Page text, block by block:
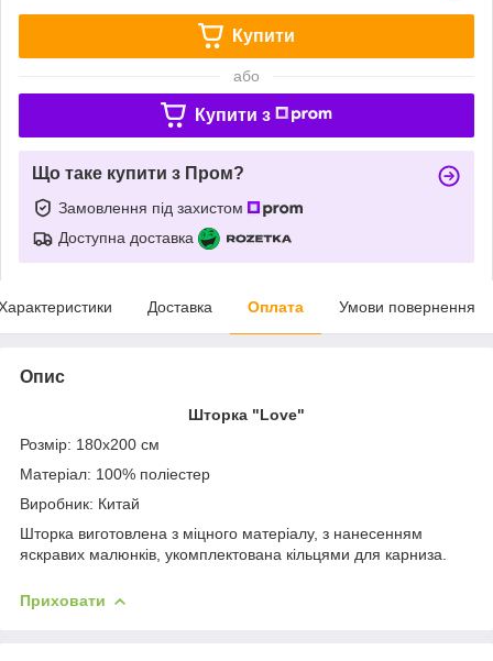
Купити
або
Купити з
Що таке купити з Пром?
Замовлення під захистом
Доступна доставка
Доставка Оплата Умови повернення
Опис
Шторка "Love"
Розмір: 180х200 см
Матеріал: 100% поліестер
Виробник: Китай
Шторка виготовлена з міцного матеріалу, з нанесенням
яскравих малюнків, укомплектована кільцями для карниза.
Приховати